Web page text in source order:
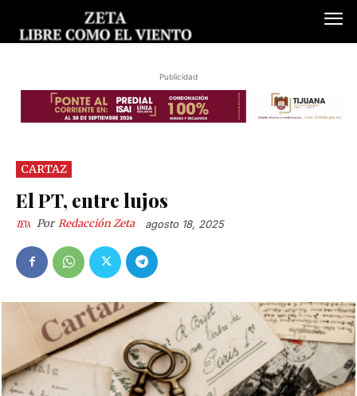
Publicidad
CARTAZ
El PT, entre lujos
Por Redacción Zeta agosto 18, 2025